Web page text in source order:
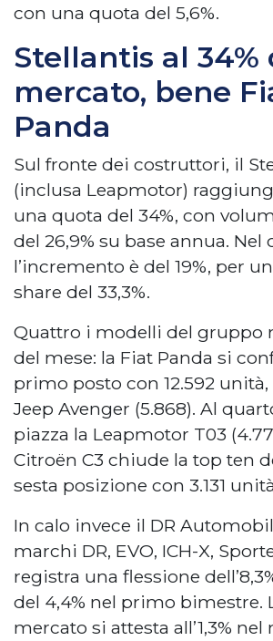
con una quota del 5,6%.
Stellantis al 34%
mercato, bene
Panda
Sul fronte dei costruttori, il
(inclusa Leapmotor)
una quota del 34%, con
del 26,9% su base annua.
l’incremento è del 19%, per
share del 33,3%.
Quattro i modelli del gruppo
del mese: la Fiat Panda si
primo posto con 12.592
Jeep Avenger (5.868). Al
piazza la Leapmotor T03
Citroën C3 chiude la top ten
sesta posizione con 3.131
In calo invece il DR
marchi DR, EVO, ICH-X,
registra una flessione
del 4,4% nel primo bimestre.
mercato si attesta all’1,3% nel